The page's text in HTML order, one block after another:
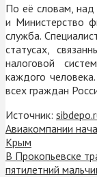
По её словам,
и Министерство
служба.
статусах,
налоговой
каждого
всех граждан
Источник:
Авиакомпании
Крым
В Прокопьевске
пятилетний